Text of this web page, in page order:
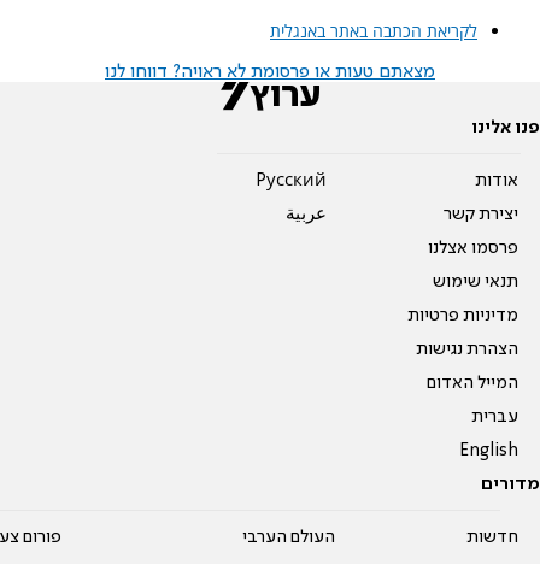
לקריאת הכתבה באתר באנגלית
מצאתם טעות או פרסומת לא ראויה? דווחו לנו
פנו אלינו
אודות
יצירת קשר
פרסמו אצלנו
תנאי שימוש
מדיניות פרטיות
הצהרת נגישות
המייל האדום
עברית
English
Pусский
عربية
מדורים
חדשות
העולם הערבי
פורום